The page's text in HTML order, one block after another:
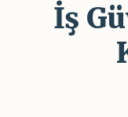
İş